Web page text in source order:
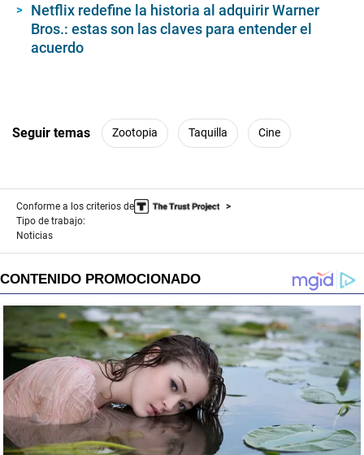
Netflix redefine la historia al adquirir Warner
Bros.: estas son las claves para entender el
acuerdo
Seguir temas Zootopia Taquilla Cine
Conforme a los criterios de
Tipo de trabajo:
Noticias